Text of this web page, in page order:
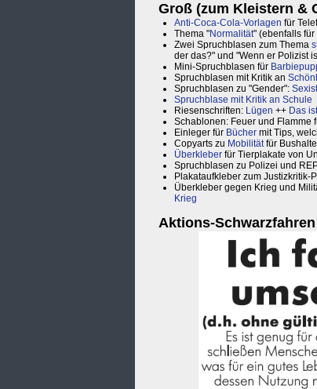
Groß (zum Kleistern &
Anti-Coca-Cola-Vorlagen für
Thema "Normalität" (ebenfalls
Zwei Spruchblasen zum Thema
der das?" und "Wenn er Polizist
Mini-Spruchblasen für
Spruchblasen mit Kritik an
Spruchblasen zu "Gender":
Spruchblase mit Kritik an Schule
Riesenschriften: Lügen ++ Das
Schablonen: Feuer und Flamme
Einleger für Bücher mit Tips,
Copyarts zu Mobilitätfür
Überkleber für Tierplakate von
Spruchblasen zu Polizei und
Plakataufkleber zum Justizkritik-
Überkleber gegen Krieg und
Krieg
Aktions-